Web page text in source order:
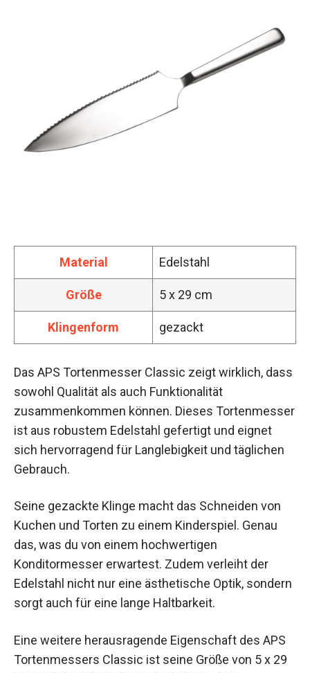
Material Edelstahl
Größe 5 x 29 cm
Klingenform gezackt
Das APS Tortenmesser Classic zeigt wirklich, dass
sowohl Qualität als auch Funktionalität
zusammenkommen können. Dieses Tortenmesser
ist aus robustem Edelstahl gefertigt und eignet
sich hervorragend für Langlebigkeit und täglichen
Gebrauch.
Seine gezackte Klinge macht das Schneiden von
Kuchen und Torten zu einem Kinderspiel. Genau
das, was du von einem hochwertigen
Konditormesser erwartest. Zudem verleiht der
Edelstahl nicht nur eine ästhetische Optik, sondern
sorgt auch für eine lange Haltbarkeit.
Eine weitere herausragende Eigenschaft des APS
Tortenmessers Classic ist seine Größe von 5 x 29